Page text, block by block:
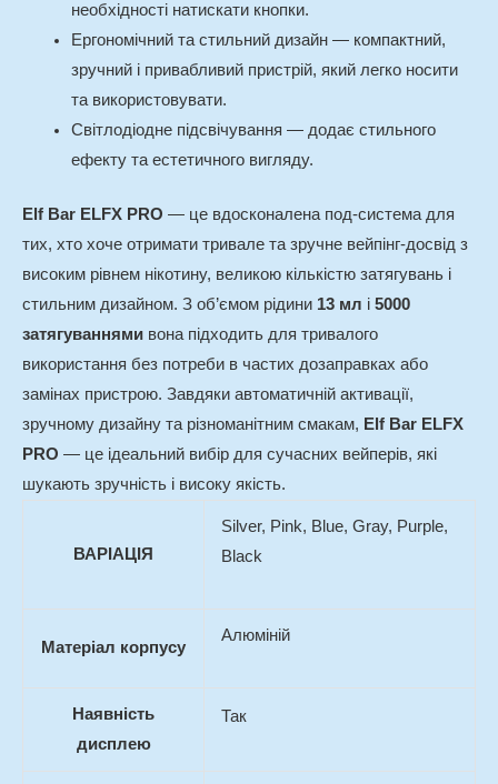
необхідності натискати кнопки.
Ергономічний та стильний дизайн — компактний,
зручний і привабливий пристрій, який легко носити
та використовувати.
Світлодіодне підсвічування — додає стильного
ефекту та естетичного вигляду.
Elf Bar ELFX PRO — це вдосконалена под-система для
тих, хто хоче отримати тривале та зручне вейпінг-досвід з
високим рівнем нікотину, великою кількістю затягувань і
стильним дизайном. З об’ємом рідини 13 мл і 5000
затягуваннями вона підходить для тривалого
використання без потреби в частих дозаправках або
замінах пристрою. Завдяки автоматичній активації,
зручному дизайну та різноманітним смакам, Elf Bar ELFX
PRO — це ідеальний вибір для сучасних вейперів, які
шукають зручність і високу якість.
ВАРІАЦІЯ
Silver, Pink, Blue, Gray, Purple,
Black
Матеріал корпусу
Алюміній
Наявність
дисплею
Так